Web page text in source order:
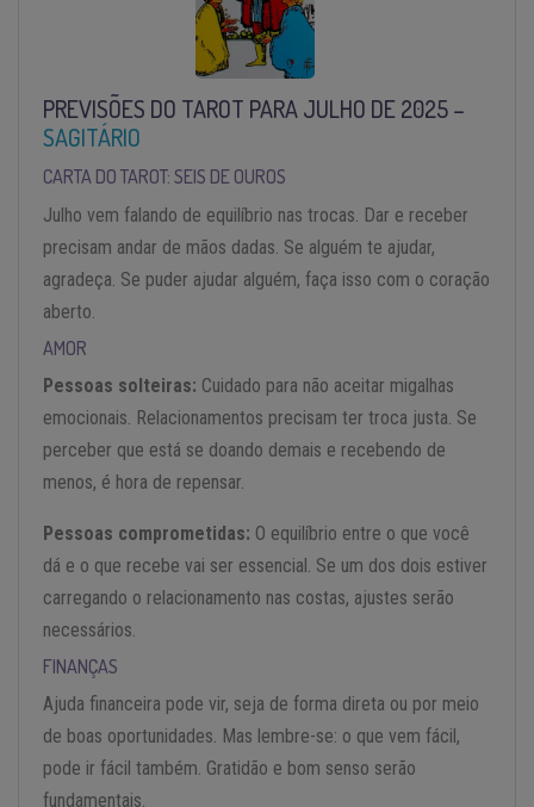
PREVISÕES DO TAROT PARA JULHO DE 2025 –
SAGITÁRIO
CARTA DO TAROT: SEIS DE OUROS
Julho vem falando de equilíbrio nas trocas. Dar e receber
precisam andar de mãos dadas. Se alguém te ajudar,
agradeça. Se puder ajudar alguém, faça isso com o coração
aberto.
AMOR
Pessoas solteiras: Cuidado para não aceitar migalhas
emocionais. Relacionamentos precisam ter troca justa. Se
perceber que está se doando demais e recebendo de
menos, é hora de repensar.
Pessoas comprometidas: O equilíbrio entre o que você
dá e o que recebe vai ser essencial. Se um dos dois estiver
carregando o relacionamento nas costas, ajustes serão
necessários.
FINANÇAS
Ajuda financeira pode vir, seja de forma direta ou por meio
de boas oportunidades. Mas lembre-se: o que vem fácil,
pode ir fácil também. Gratidão e bom senso serão
fundamentais.